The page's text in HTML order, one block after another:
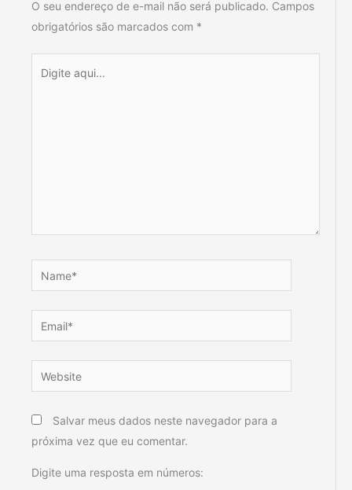
O seu endereço de e-mail não será publicado. Campos
obrigatórios são marcados com *
aqui...
Email*
Website
Salvar meus dados neste navegador para a
próxima vez que eu comentar.
Digite uma resposta em números: